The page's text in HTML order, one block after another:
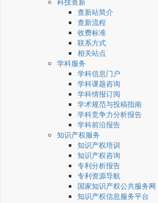
查新站简介
查新流程
收费标准
联系方式
相关站点
学科服务
学科信息门户
学科课题咨询
学科情报订阅
学术规范与投稿指南
学科竞争力分析报告
学科前沿报告
知识产权服务
知识产权培训
知识产权咨询
专利分析报告
专利资源导航
国家知识产权公共服务网
知识产权信息服务平台